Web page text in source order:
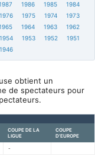
1986 1985
1984
1976 1975 1974
1973
1964 1963
1962
1954 1953 1952
1951
1946
obtient un
de spectateurs pour
COUPE DE LA
LIGUE
COUPE
D'EUROPE
-